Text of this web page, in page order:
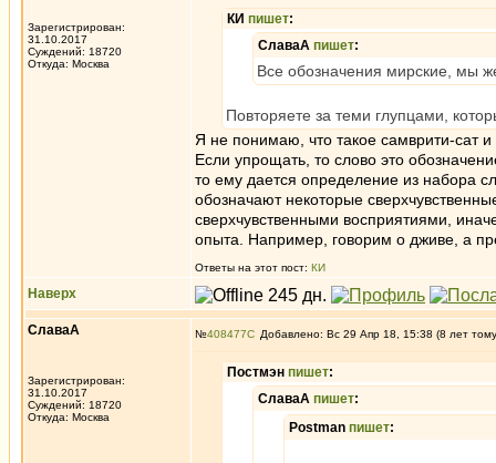
Зарегистрирован:
31.10.2017
Суждений: 18720
Откуда: Москва
КИ пишет:
СлаваА пишет:
Все обозначения мирские, мы
Повторяете за теми глупцами,
Я не понимаю, что такое самврити-сат
Если упрощать, то слово это
то ему дается определение из набора
обозначают некоторые
сверхчувственными восприятиями,
опыта. Например, говорим о дживе, а
Ответы на этот пост: КИ
Наверх
СлаваА
Зарегистрирован:
31.10.2017
Суждений: 18720
Откуда: Москва
№408477 Добавлено: Вс 29 Апр 18, 15:38 (8 лет
Постмэн пишет:
СлаваА пишет:
Postman пишет: